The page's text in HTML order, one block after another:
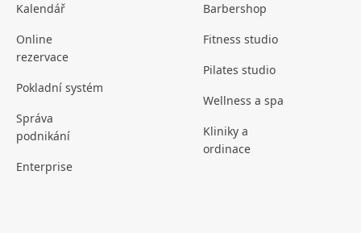
Kalendář
Online
rezervace
Pokladní systém
Správa
podnikání
Enterprise
Barbershop
Fitness studio
Pilates studio
Wellness a spa
Kliniky a
ordinace